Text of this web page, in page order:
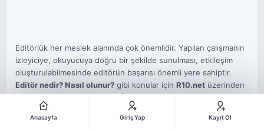
Editörlük her meslek alanında çok önemlidir. Yapılan çalışmanın
izleyiciye, okuyucuya doğru bir şekilde sunulması, etkileşim
oluşturulabilmesinde editörün başarısı önemli yere sahiptir.
Editör nedir? Nasıl olunur? gibi konular içinR10.net üzerinden
soru cevap bölümünü inceleyenler
tarafından detaylı
bilgilendirilir.
https://www.r10.net/editorluk-post-isleri/linki ile
Anasayfa Giriş Yap Kayıt Ol